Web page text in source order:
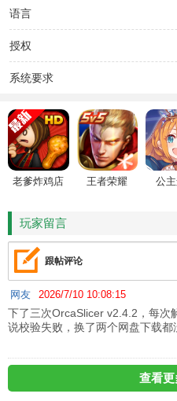
语言
授权
系统要求
老爹炸鸡店
王者荣耀 公
玩家留言
跟帖评论
网友 2026/7/10 10:08:15
下了三次OrcaSlicer v2.4.2，每次
说校验失败，换了两个网盘下载
查看